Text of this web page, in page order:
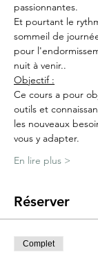
passionnantes.
Et pourtant le
sommeil de
pour
nuit à venir..
Objectif :
Ce cours a pour
outils et
les nouveaux
vous y adapter.
En lire plus >
Réserver
Complet